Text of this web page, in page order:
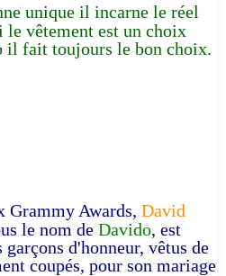
unique il incarne le réel
vêtement est un choix
il fait toujours le bon choix.
Grammy Awards, David
le nom de Davido, est
garçons d'honneur, vêtus de
coupés, pour son mariage